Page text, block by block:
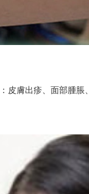
皮膚出疹、面部腫脹